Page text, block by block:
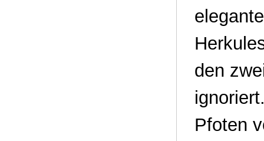
den
Pfoten